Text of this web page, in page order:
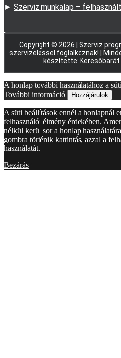
► Szerviz munkalap –
Copyright © 2026 | Szerviz
szervizeléssel foglalkoznak! |
készítette:
A honlap további használatához a
További információ
Hozzájárulok
A süti beállítások ennél a honlapnál
felhasználói élmény érdekében.
nélkül kerül sor a honlap
gombra történik kattintás, azzal a
használatát.
Bezárás